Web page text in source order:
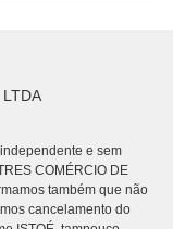
e sem
COMÉRCIO DE
também que não
cancelamento do